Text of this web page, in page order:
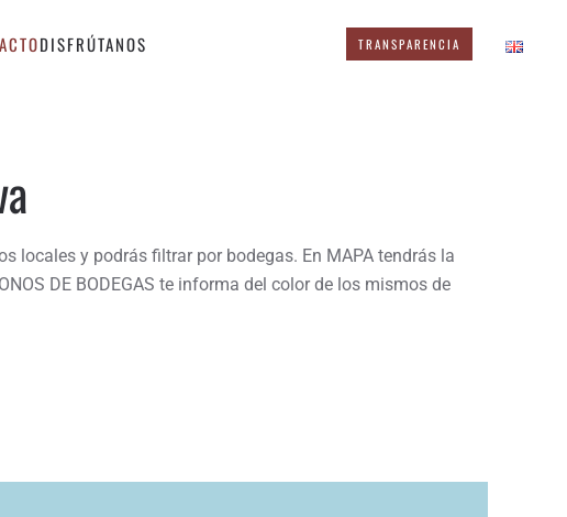
DISFRÚTANOS TRANSPARENCIA
locales y podrás filtrar por bodegas. En MAPA tendrás la
DE BODEGAS te informa del color de los mismos de